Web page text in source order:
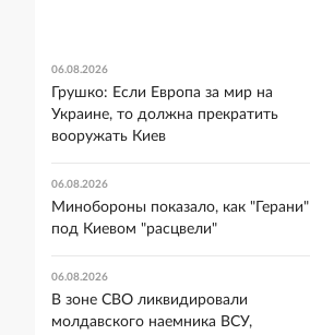
06.08.2026
Грушко: Если Европа за мир на
Украине, то должна прекратить
вооружать Киев
06.08.2026
Минобороны показало, как "Герани"
под Киевом "расцвели"
06.08.2026
В зоне СВО ликвидировали
молдавского наемника ВСУ,